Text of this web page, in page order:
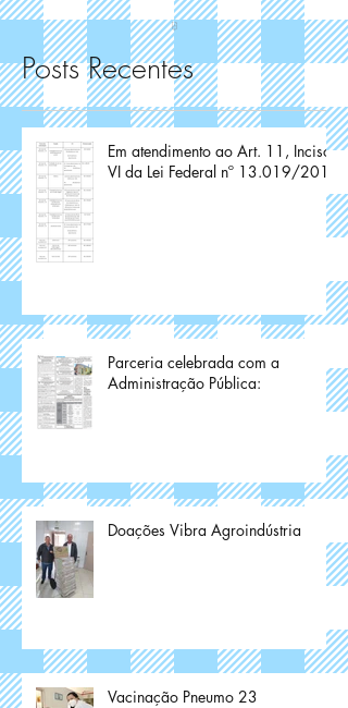
Posts Recentes
Em atendimento ao Art. 11, Inciso
VI da Lei Federal nº 13.019/2014
Parceria celebrada com a
Administração Pública:
Doações Vibra Agroindústria
Vacinação Pneumo 23